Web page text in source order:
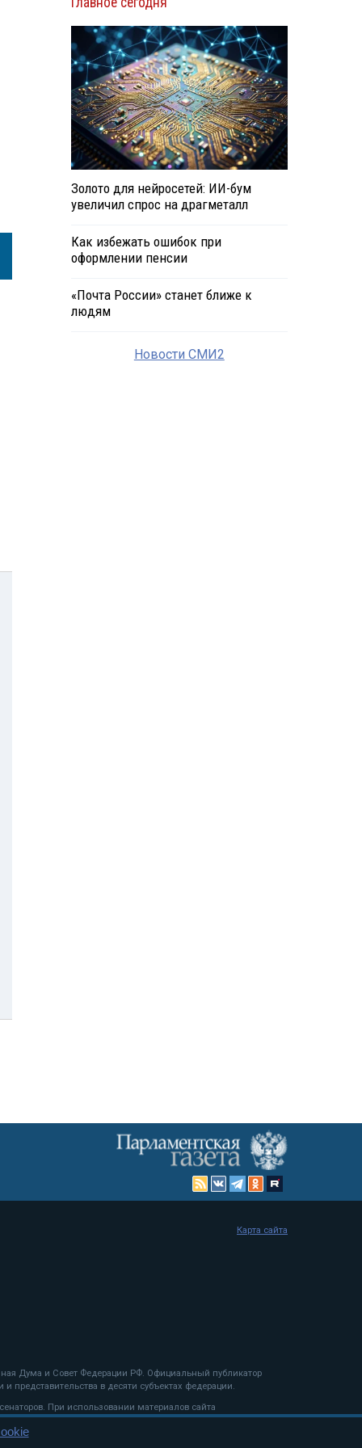
Золото для нейросетей: ИИ-бум
увеличил спрос на драгметалл
Как избежать ошибок при
оформлении пенсии
«Почта России» станет ближе к
людям
Новости СМИ2
Дума и Совет Федерации РФ. Официальный публикатор
представительства в десяти субъектах федерации.
При использовании материалов сайта
Карта сайта